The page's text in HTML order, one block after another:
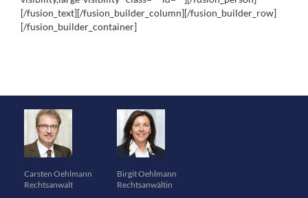
[/fusion_text][/fusion_builder_column][/fusion_builder_row]
[/fusion_builder_container]
Carsten Oehlmann
Rechtsanwalt
Birgit Oehlmann
Rechtsanwältin